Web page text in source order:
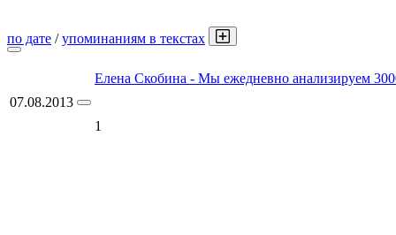
по дате /упоминаниям в текстах
07.08.2013
Елена Скобина - Мы ежедневно анализируем
1